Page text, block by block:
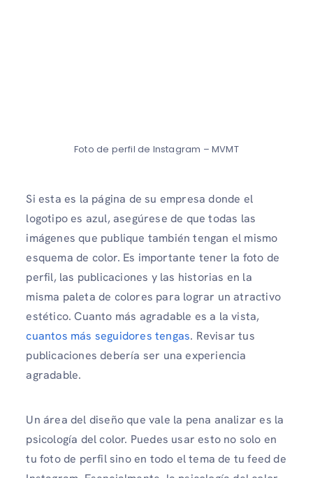
Foto de perfil de Instagram – MVMT
Si esta es la página de su empresa donde el
logotipo es azul, asegúrese de que todas las
imágenes que publique también tengan el mismo
esquema de color. Es importante tener la foto de
perfil, las publicaciones y las historias en la
misma paleta de colores para lograr un atractivo
estético. Cuanto más agradable es a la vista,
cuantos más seguidores tengas. Revisar tus
publicaciones debería ser una experiencia
agradable.
Un área del diseño que vale la pena analizar es la
psicología del color. Puedes usar esto no solo en
tu foto de perfil sino en todo el tema de tu feed de